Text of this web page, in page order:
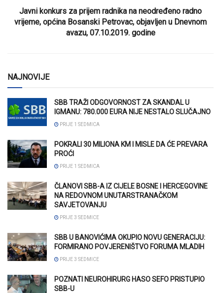
Javni konkurs za prijem radnika na neodređeno radno
vrijeme, općina Bosanski Petrovac, objavljen u Dnevnom
avazu, 07.10.2019. godine
NAJNOVIJE
SBB TRAŽI ODGOVORNOST ZA SKANDAL U
IGMANU: 780.000 EURA NIJE NESTALO SLUČAJNO
PRIJE 1 SEDMICA
POKRALI 30 MILIONA KM I MISLE DA ĆE PREVARA
PROĆI
PRIJE 1 SEDMICA
ČLANOVI SBB-A IZ CIJELE BOSNE I HERCEGOVINE
NA REDOVNOM UNUTARSTRANAČKOM
SAVJETOVANJU
PRIJE 3 SEDMICE
SBB U BANOVIĆIMA OKUPIO NOVU GENERACIJU:
FORMIRANO POVJERENIŠTVO FORUMA MLADIH
PRIJE 3 SEDMICE
POZNATI NEUROHIRURG HASO SEFO PRISTUPIO
SBB-U